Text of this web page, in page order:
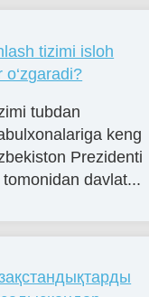
tizimi isloh
tubdan
keng
Prezidenti
davlat...